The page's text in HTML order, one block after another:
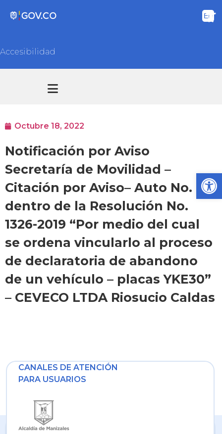
Accesibilidad
Octubre 18, 2022
Notificación por Aviso
Secretaría de Movilidad –
Citación por Aviso– Auto No. 01,
dentro de la Resolución No.
1326-2019 “Por medio del cual
se ordena vincularlo al proceso
de declaratoria de abandono
de un vehículo – placas YKE30”
– CEVECO LTDA Riosucio Caldas
CANALES DE ATENCIÓN
PARA USUARIOS